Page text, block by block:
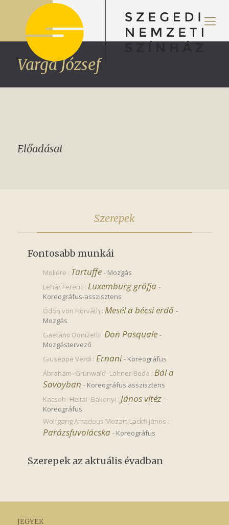
Varga József
Előadásai
Szerepek
Fontosabb munkái
Moliére : Tartuffe - Mozgás
Lehár Ferenc : Luxemburg grófja -
Koreográfus-asszisztens
Ödön von Horváth : Mesél a bécsi erdő -
Mozgás
Gaetano Donizetti : Don Pasquale -
Mozgástervező
Giuseppe Verdi : Ernani - Koreográfus
Ábrahám–Grünwald–Löhner-Beda : Bál a
Savoyban - Koreográfus asszisztens
Kacsoh–Heltai–Bakonyi : János vitéz -
Koreográfus
Wolfgang Amadeus Mozart-Lackfi János :
Parázsfuvolácska - Koreográfus
Szerepek az aktuális évadban
JEGYEK